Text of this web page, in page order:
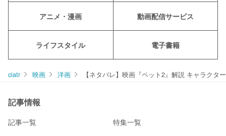
アニメ・漫画 動画配信サービス
ライフスタイル 電子書籍
ciatr 映画 洋画 【ネタバレ】映画『ペット2』解説 キャラクタ
記事情報
記事一覧 特集一覧